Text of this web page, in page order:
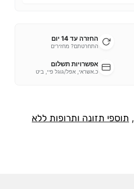
החזרה עד 14 יום
התחרטתם? מחזירים
אפשרויות תשלום
כ.אשראי, אפל/גוגל פיי, ביט
, תוספי תזונה ותרופות ללא